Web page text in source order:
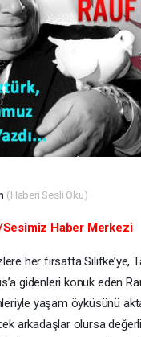
(Haberi Sesli Oku)
Haber Merkezi
her fırsatta Silifke’ye,
gidenleri konuk eden
yaşam öyküsünü
arkadaşlar olursa